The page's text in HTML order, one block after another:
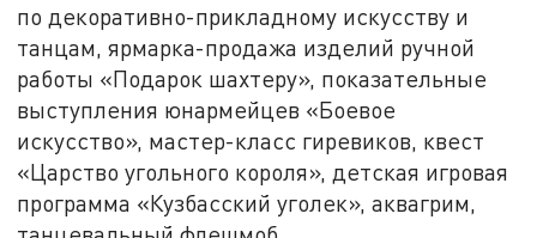
по декоративно-прикладному искусству и
танцам, ярмарка-продажа изделий ручной
работы «Подарок шахтеру», показательные
выступления юнармейцев «Боевое
искусство», мастер-класс гиревиков, квест
«Царство угольного короля», детская игровая
программа «Кузбасский уголек», аквагрим,